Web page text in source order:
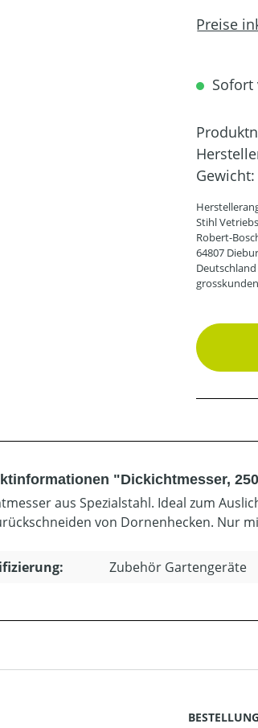
Preise
Sofort
Gewicht:
Stihl
Robert-
64807
Deutschland
"Dickichtmesser,
aus Spezialstahl. Ideal zum
von Dornenhecken. Nur
Zubehör Gartengeräte